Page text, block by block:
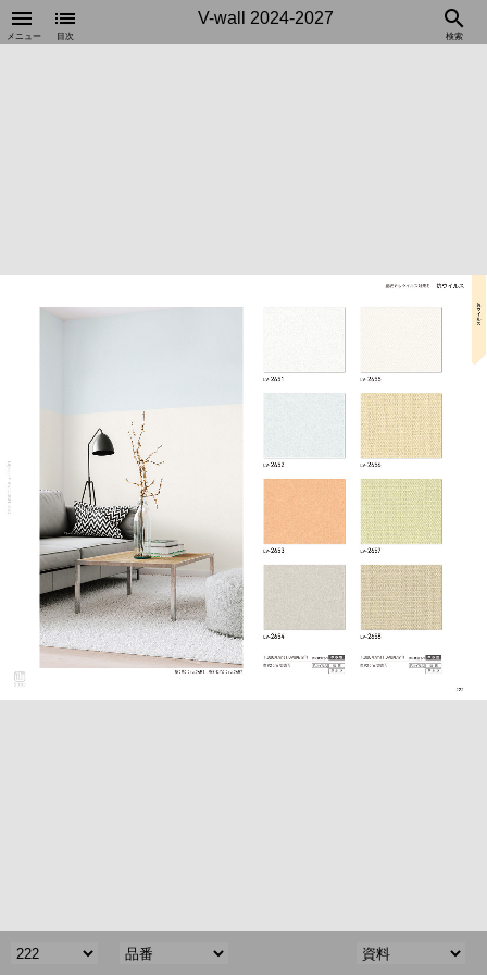
menu
メニュー
V-wall 2024-2027
list
目次
search
検索